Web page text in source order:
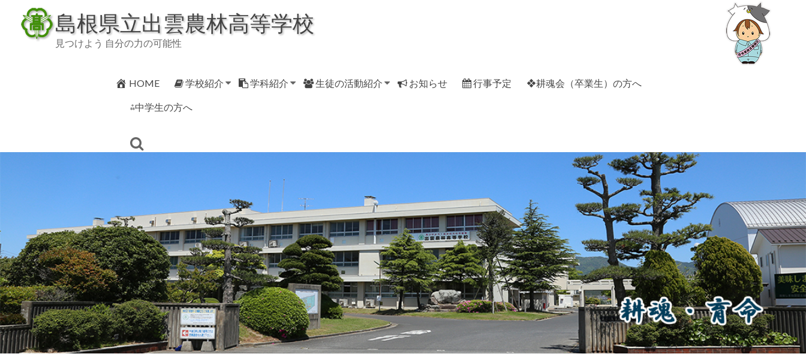
content
島根県立出雲農林高等学校
見つけよう 自分の力の可能性
HOME 学校紹介 学科紹介 生徒の活動紹介 お知らせ 行事予定 ❖耕魂会（卒業生）の方へ
⁂中学生の方へ